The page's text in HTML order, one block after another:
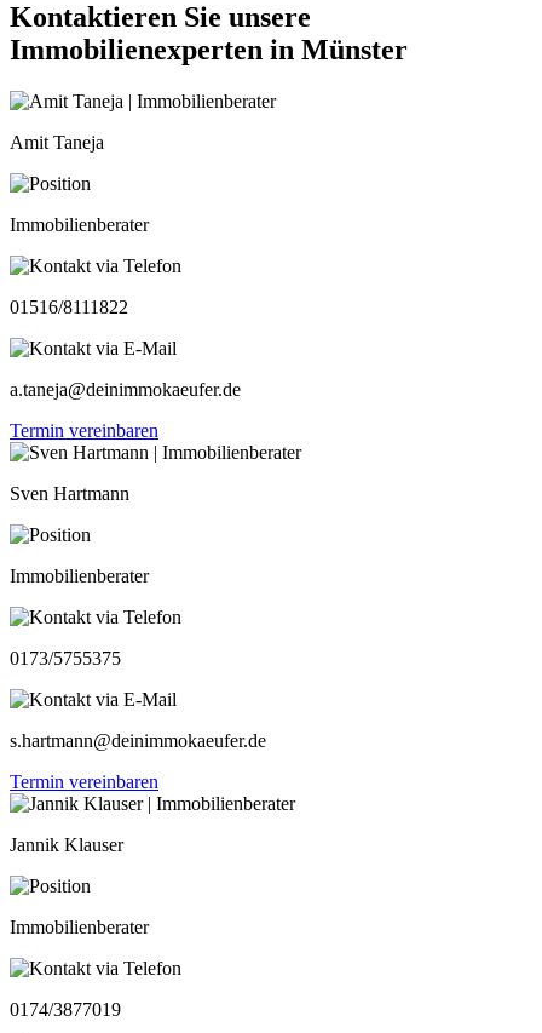
Kontaktieren Sie unsere
Immobilienexperten in Münster
Amit Taneja
Immobilienberater
01516/8111822
a.taneja@deinimmokaeufer.de
Termin vereinbaren
Sven Hartmann
Immobilienberater
0173/5755375
s.hartmann@deinimmokaeufer.de
Termin vereinbaren
Jannik Klauser
Immobilienberater
0174/3877019